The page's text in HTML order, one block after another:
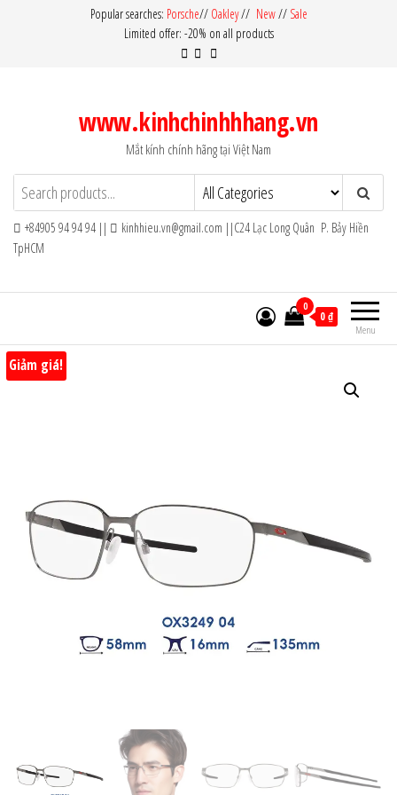
Popular searches: Porsche// Oakley// New// Sale
Limited offer: -20% on all products
www.kinhchinhhhang.vn
Mắt kính chính hãng tại Việt Nam
+84905 94 94 94 ||
kinhhieu.vn@gmail.com ||C24 Lạc Long Quân P. Bảy Hiền
TpHCM
Menu
0
0 ₫
Giảm giá!